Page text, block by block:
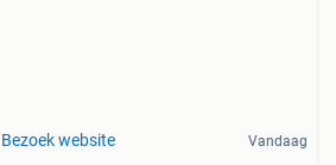
Bezoek website Vandaag